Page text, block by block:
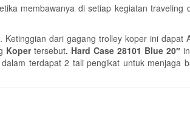
membawanya di setiap kegiatan traveling
dari gagang trolley koper ini dapat
Koper tersebut. Hard Case 28101 Blue 20″
terdapat 2 tali pengikat untuk menjaga